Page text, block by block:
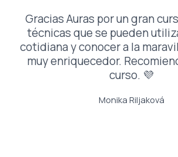
Gracias Auras por un gran
técnicas que se pueden
cotidiana y conocer a la
muy enriquecedor.
curso. 💜
Monika Riljaková